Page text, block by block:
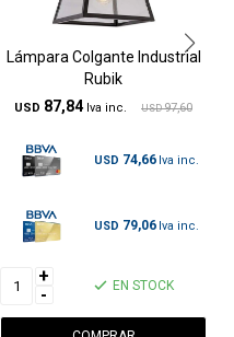
Lámpara Colgante Industrial
Rubik
USD 87,84 USD 97,60
USD 74,66
USD 79,06
+
-
EN STOCK